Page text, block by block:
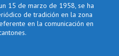
15 de marzo de 1958, se ha
de tradición en la zona
en la comunicación en